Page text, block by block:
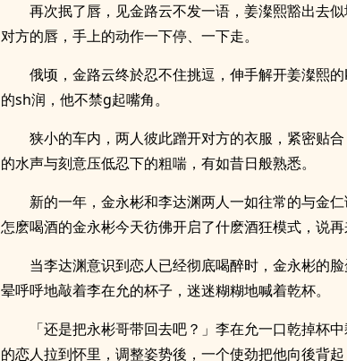
再次抿了唇，见金路云不发一语，姜澯熙豁出去
对方的唇，手上的动作一下停、一下走。
俄顷，金路云终於忍不住挑逗，伸手解开姜澯熙
的sh润，他不禁g起嘴角。
狭小的车内，两人彼此蹭开对方的衣服，紧密贴
的水声与刻意压低忍下的粗喘，有如昔日般熟悉。
新的一年，金永彬和李达渊两人一如往常的与金
怎麽喝酒的金永彬今天彷佛开启了什麽酒狂模式，说再
当李达渊意识到恋人已经彻底喝醉时，金永彬的
晕呼呼地敲着李在允的杯子，迷迷糊糊地喊着乾杯。
「还是把永彬哥带回去吧？」李在允一口乾掉杯
的恋人拉到怀里，调整姿势後，一个使劲把他向後背